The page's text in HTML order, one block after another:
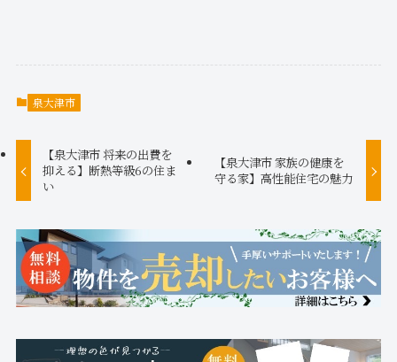
泉大津市
【泉大津市 将来の出費を
抑える】断熱等級6の住ま
い
【泉大津市 家族の健康を
守る家】高性能住宅の魅力